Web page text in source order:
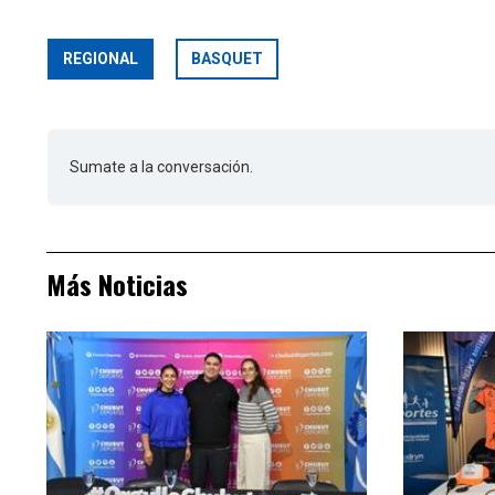
REGIONAL BASQUET
Sumate a la conversación.
Más Noticias